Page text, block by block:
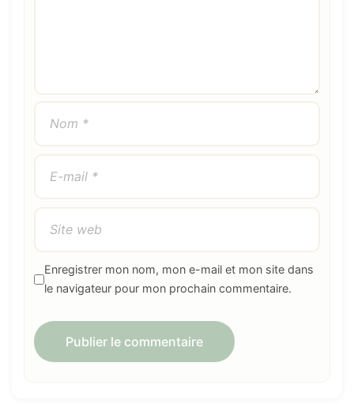
Enregistrer mon nom, mon e-mail et mon site dans
le navigateur pour mon prochain commentaire.